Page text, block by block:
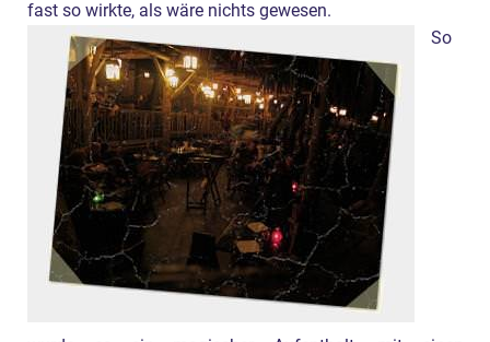
fast so wirkte, als wäre nichts gewesen.
So